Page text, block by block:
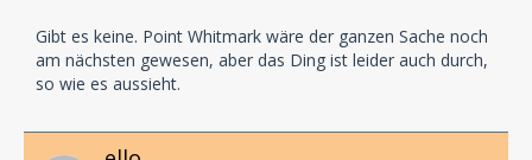
Gibt es keine. Point Whitmark wäre der ganzen Sache noch
am nächsten gewesen, aber das Ding ist leider auch durch,
so wie es aussieht.